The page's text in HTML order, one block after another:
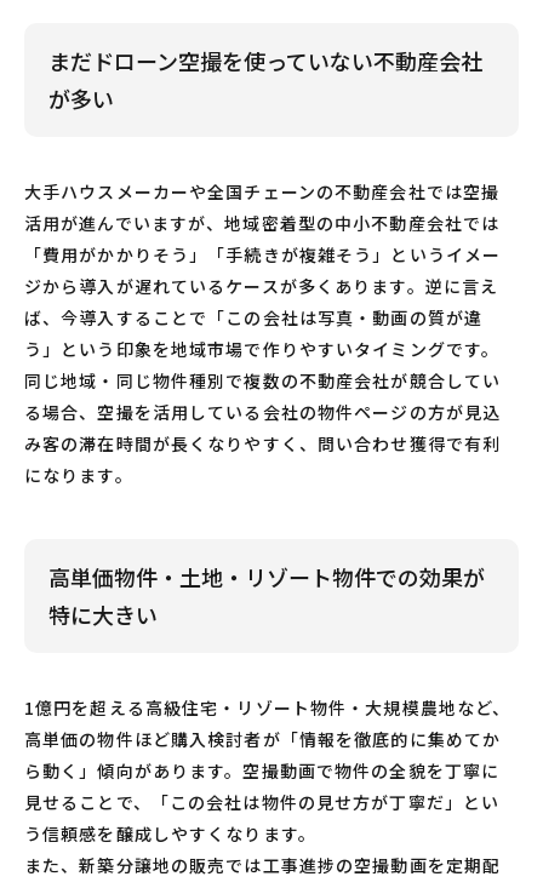
まだドローン空撮を使っていない不動産会社
が多い
大手ハウスメーカーや全国チェーンの不動産会社では空撮
活用が進んでいますが、地域密着型の中小不動産会社では
「費用がかかりそう」「手続きが複雑そう」というイメー
ジから導入が遅れているケースが多くあります。逆に言え
ば、今導入することで「この会社は写真・動画の質が違
う」という印象を地域市場で作りやすいタイミングです。
同じ地域・同じ物件種別で複数の不動産会社が競合してい
る場合、空撮を活用している会社の物件ページの方が見込
み客の滞在時間が長くなりやすく、問い合わせ獲得で有利
になります。
高単価物件・土地・リゾート物件での効果が
特に大きい
1億円を超える高級住宅・リゾート物件・大規模農地など、
高単価の物件ほど購入検討者が「情報を徹底的に集めてか
ら動く」傾向があります。空撮動画で物件の全貌を丁寧に
見せることで、「この会社は物件の見せ方が丁寧だ」とい
う信頼感を醸成しやすくなります。
また、新築分譲地の販売では工事進捗の空撮動画を定期配